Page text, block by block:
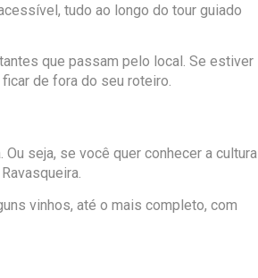
tudo ao longo do tour guiado
que passam pelo local. Se estiver
de fora do seu roteiro.
seja, se você quer conhecer a cultura
vinhos, até o mais completo, com